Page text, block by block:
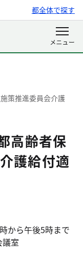
都全体で探す
策推進委員会介護
高齢者保
護給付適
から午後5時まで
室